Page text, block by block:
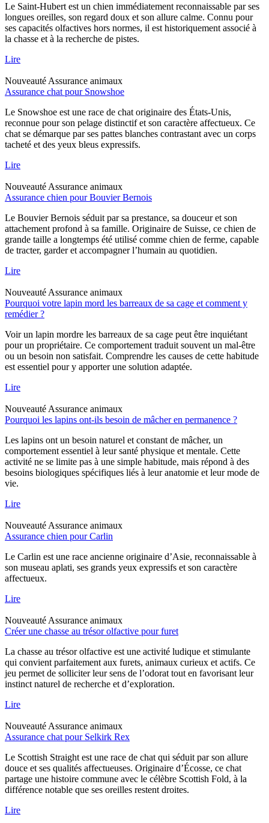
Le Saint-Hubert est un chien immédiatement reconnaissable par ses
longues oreilles, son regard doux et son allure calme. Connu pour
ses capacités olfactives hors normes, il est historiquement associé à
la chasse et à la recherche de pistes.
Lire
Nouveauté Assurance animaux
Assurance chat pour Snowshoe
Le Snowshoe est une race de chat originaire des États-Unis,
reconnue pour son pelage distinctif et son caractère affectueux. Ce
chat se démarque par ses pattes blanches contrastant avec un corps
tacheté et des yeux bleus expressifs.
Lire
Nouveauté Assurance animaux
Assurance chien pour Bouvier Bernois
Le Bouvier Bernois séduit par sa prestance, sa douceur et son
attachement profond à sa famille. Originaire de Suisse, ce chien de
grande taille a longtemps été utilisé comme chien de ferme, capable
de tracter, garder et accompagner l’humain au quotidien.
Lire
Nouveauté Assurance animaux
Pourquoi votre lapin mord les barreaux de sa cage et comment y
remédier ?
Voir un lapin mordre les barreaux de sa cage peut être inquiétant
pour un propriétaire. Ce comportement traduit souvent un mal-être
ou un besoin non satisfait. Comprendre les causes de cette habitude
est essentiel pour y apporter une solution adaptée.
Lire
Nouveauté Assurance animaux
Pourquoi les lapins ont-ils besoin de mâcher en permanence ?
Les lapins ont un besoin naturel et constant de mâcher, un
comportement essentiel à leur santé physique et mentale. Cette
activité ne se limite pas à une simple habitude, mais répond à des
besoins biologiques spécifiques liés à leur anatomie et leur mode de
vie.
Lire
Nouveauté Assurance animaux
Assurance chien pour Carlin
Le Carlin est une race ancienne originaire d’Asie, reconnaissable à
son museau aplati, ses grands yeux expressifs et son caractère
affectueux.
Lire
Nouveauté Assurance animaux
Créer une chasse au trésor olfactive pour furet
La chasse au trésor olfactive est une activité ludique et stimulante
qui convient parfaitement aux furets, animaux curieux et actifs. Ce
jeu permet de solliciter leur sens de l’odorat tout en favorisant leur
instinct naturel de recherche et d’exploration.
Lire
Nouveauté Assurance animaux
Assurance chat pour Selkirk Rex
Le Scottish Straight est une race de chat qui séduit par son allure
douce et ses qualités affectueuses. Originaire d’Écosse, ce chat
partage une histoire commune avec le célèbre Scottish Fold, à la
différence notable que ses oreilles restent droites.
Lire